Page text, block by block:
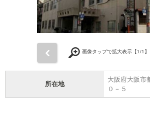
画像タップで拡大表示【1/1】
所在地
大阪府大阪市
０－５